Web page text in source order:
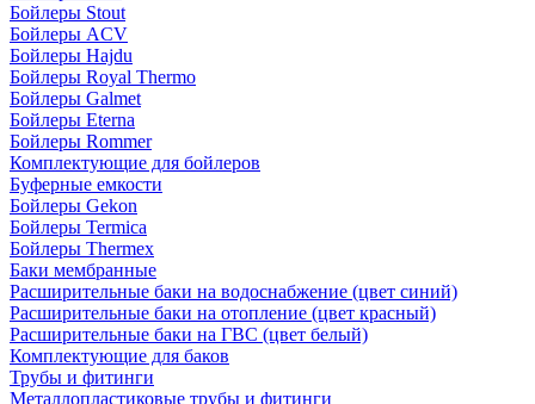
Бойлеры Stout
Бойлеры ACV
Бойлеры Hajdu
Бойлеры Royal Thermo
Бойлеры Galmet
Бойлеры Eterna
Бойлеры Rommer
Комплектующие для бойлеров
Буферные емкости
Бойлеры Gekon
Бойлеры Termica
Бойлеры Thermex
Баки мембранные
Расширительные баки на водоснабжение (цвет синий)
Расширительные баки на отопление (цвет красный)
Расширительные баки на ГВС (цвет белый)
Комплектующие для баков
Трубы и фитинги
Металлопластиковые трубы и фитинги